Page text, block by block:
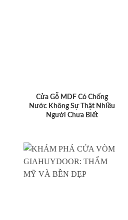
Cửa Gỗ MDF Có Chống
Nước Không Sự Thật Nhiều
Người Chưa Biết